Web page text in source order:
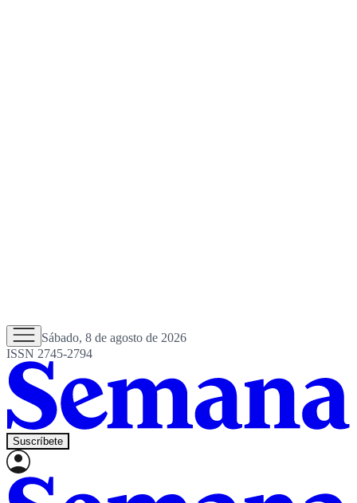
Sábado, 8 de agosto de 2026
ISSN 2745-2794
Suscríbete